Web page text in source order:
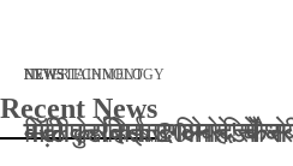
NEWS मार्च 2, 2026
बॉलीवुड के बाद अब डिफेंस
NEWS जनवरी 29, 2026
बड़ी कार्रवाई: 20 माह से
ENTERTAINMENT
मेरठ के निर्माता विनोद
NEWSTECHNOLOGY
मिलिए रोहित उगले से!
Recent News